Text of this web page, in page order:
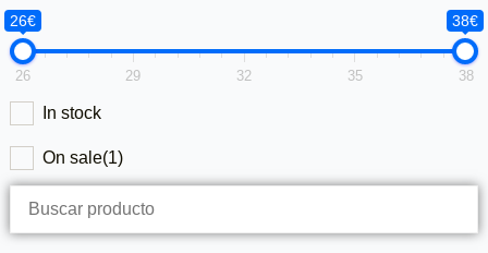
26€ 38€
26 29 32 35 38
In stock
On sale(1)